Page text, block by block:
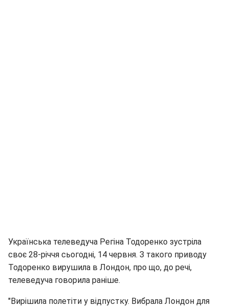
Українська телеведуча Регіна Тодоренко зустріла
своє 28-річчя сьогодні, 14 червня. З такого приводу
Тодоренко вирушила в Лондон, про що, до речі,
телеведуча говорила раніше.
"Вирішила полетіти у відпустку. Вибрала Лондон для